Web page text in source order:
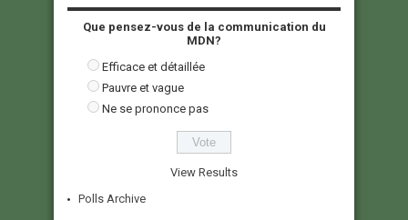
Que pensez-vous de la communication du
MDN?
Efficace et détaillée
Pauvre et vague
Ne se prononce pas
View Results
Polls Archive